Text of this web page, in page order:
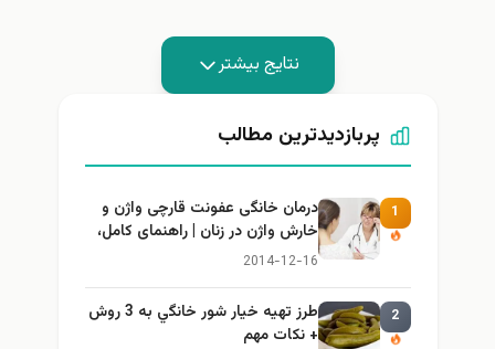
نتایج بیشتر
پربازدیدترین مطالب
1
درمان خانگی عفونت قارچی واژن و
خارش واژن در زنان | راهنمای کامل،
ایمن و کاربردی
2014-12-16
2
طرز تهيه خیار شور خانگي به 3 روش
+ نكات مهم